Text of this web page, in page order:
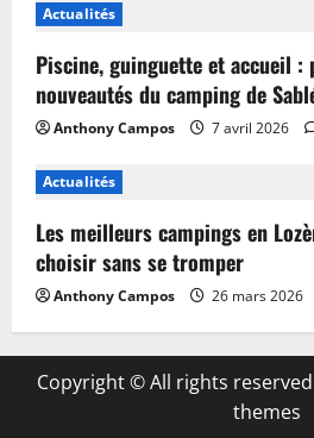
Actualités
Piscine, guinguette et accueil :
nouveautés du camping de
Anthony Campos 7 avril 2026
Actualités
Les meilleurs campings en
choisir sans se tromper
Anthony Campos 26 mars 2026
Copyright © All rights
themes